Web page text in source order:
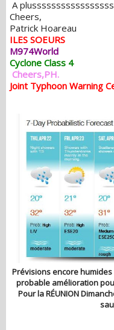
A
Cheers,
Patrick Hoareau
ILES SOEURS
M974World
Cyclone Class 4
Cheers,PH.
Joint Typhoon Warning
Prévisions encore
probable amélioration
Pour la RÉUNION